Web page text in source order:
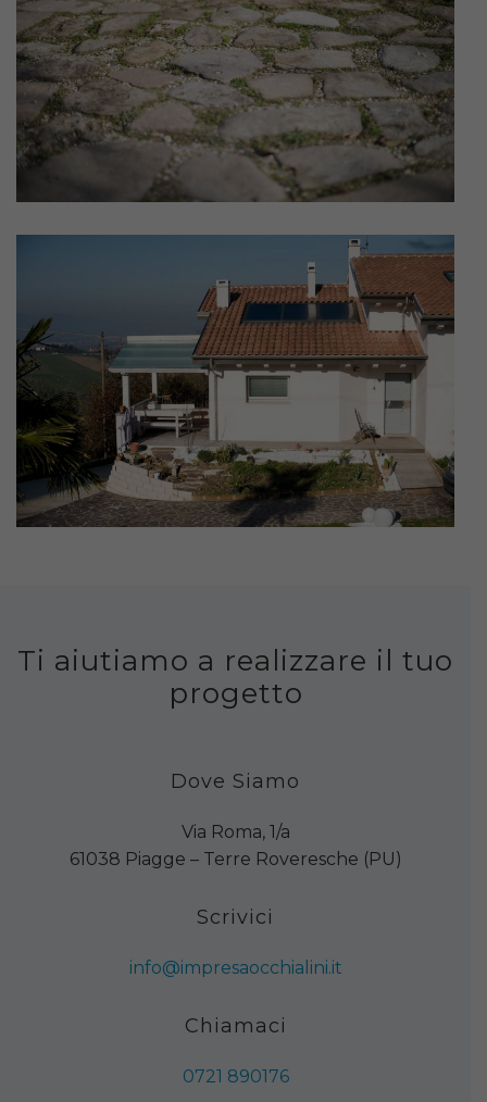
Ti aiutiamo a realizzare il tuo
progetto
Dove Siamo
Via Roma, 1/a
61038 Piagge – Terre Roveresche (PU)
Scrivici
info@impresaocchialini.it
Chiamaci
0721 890176